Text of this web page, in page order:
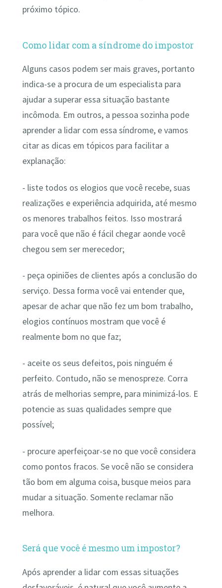
próximo tópico.
Como lidar com a síndrome do impostor
Alguns casos podem ser mais graves, portanto
indica-se a procura de um especialista para
ajudar a superar essa situação bastante
incômoda. Em outros, a pessoa sozinha pode
aprender a lidar com essa síndrome, e vamos
citar as dicas em tópicos para facilitar a
explanação:
- liste todos os elogios que você recebe, suas
realizações e experiência adquirida, até mesmo
os menores trabalhos feitos. Isso mostrará
para você que não é fácil chegar aonde você
chegou sem ser merecedor;
- peça opiniões de clientes após a conclusão do
serviço. Dessa forma você vai entender que,
apesar de achar que não fez um bom trabalho,
elogios contínuos mostram que você é
realmente bom no que faz;
- aceite os seus defeitos, pois ninguém é
perfeito. Contudo, não se menospreze. Corra
atrás de melhorias sempre, para minimizá-los. E
potencie as suas qualidades sempre que
possível;
- procure aperfeiçoar-se no que você considera
como pontos fracos. Se você não se considera
tão bom em alguma coisa, busque meios para
mudar a situação. Somente reclamar não
melhora.
Será que você é mesmo um impostor?
Após aprender a lidar com essas situações